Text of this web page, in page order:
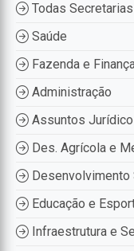
Todas Secretarias
Saúde
Fazenda e
Administração
Assuntos
Des. Agrícola e
Desenvolvimento
Educação e
Infraestrutura e